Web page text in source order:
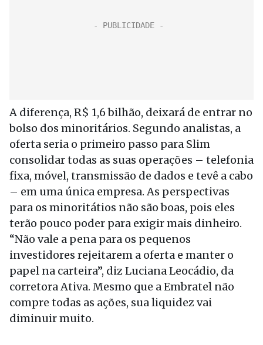
A diferença, R$ 1,6 bilhão, deixará de entrar no
bolso dos minoritários. Segundo analistas, a
oferta seria o primeiro passo para Slim
consolidar todas as suas operações – telefonia
fixa, móvel, transmissão de dados e tevê a cabo
– em uma única empresa. As perspectivas
para os minoritátios não são boas, pois eles
terão pouco poder para exigir mais dinheiro.
“Não vale a pena para os pequenos
investidores rejeitarem a oferta e manter o
papel na carteira”, diz Luciana Leocádio, da
corretora Ativa. Mesmo que a Embratel não
compre todas as ações, sua liquidez vai
diminuir muito.